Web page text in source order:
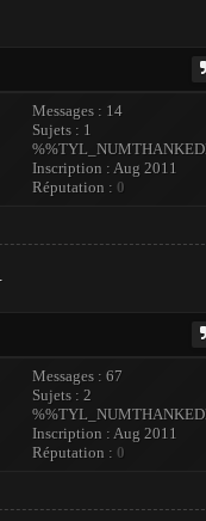
Messages : 14
Sujets : 1
Inscription : Aug 2011
Réputation : 0
Messages : 67
Sujets : 2
Inscription : Aug 2011
Réputation : 0